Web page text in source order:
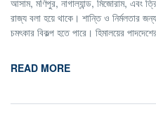
আসাম, মণিপুর, নাগাল্যান্ড, মিজোরাম, এবং
রাজ্য বলা হয়ে থাকে। শান্তি ও নির্মলতার
চমৎকার বিকল্প হতে পারে। হিমালয়ের
READ MORE